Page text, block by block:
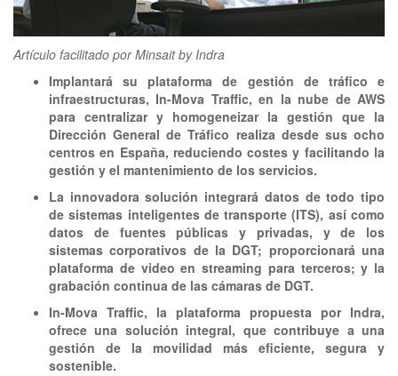
Artículo facilitado por Minsait by Indra
Implantará su plataforma de gestión de tráfico e
infraestructuras, In-Mova Traffic, en la nube de AWS
para centralizar y homogeneizar la gestión que la
Dirección General de Tráfico realiza desde sus ocho
centros en España, reduciendo costes y facilitando la
gestión y el mantenimiento de los servicios.
La innovadora solución integrará datos de todo tipo
de sistemas inteligentes de transporte (ITS), así como
datos de fuentes públicas y privadas, y de los
sistemas corporativos de la DGT; proporcionará una
plataforma de video en streaming para terceros; y la
grabación continua de las cámaras de DGT.
In-Mova Traffic, la plataforma propuesta por Indra,
ofrece una solución integral, que contribuye a una
gestión de la movilidad más eficiente, segura y
sostenible.